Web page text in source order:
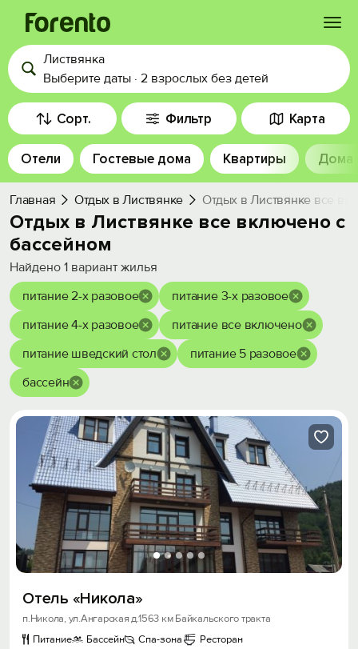
Войти
Избранное
История просмотра
Добавить свой объект
Листвянка
Выберите даты · 2 взрослых без детей
Сорт. Фильтр Карта
Отели Гостевые дома Квартиры Дома
Главная Отдых в Листвянке Отдых в Листвянке все
Отдых в Листвянке все включено с
бассейном
Найдено 1 вариант жилья
питание 2-х разовое
питание 3-х разовое
питание 4-х разовое
питание все включено
питание шведский стол
питание 5 разовое
бассейн
Отель «Никола»
п.Никола, ул.Ангарская д.1563 км Байкальского тракта
Питание
Бассейн Спа-зона Ресторан